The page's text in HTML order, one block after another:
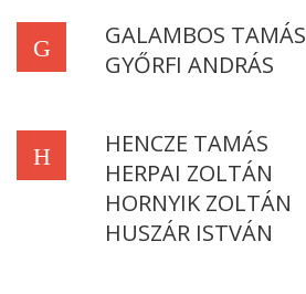
G
GALAMBOS TAMÁS
GYŐRFI ANDRÁS
H
HENCZE TAMÁS
HERPAI ZOLTÁN
HORNYIK ZOLTÁN
HUSZÁR ISTVÁN